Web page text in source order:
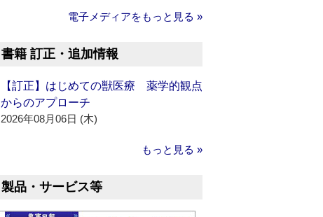
電子メディアをもっと見る »
書籍 訂正・追加情報
【訂正】はじめての獣医療 薬学的観点
からのアプローチ
2026年08月06日 (木)
もっと見る »
製品・サービス等